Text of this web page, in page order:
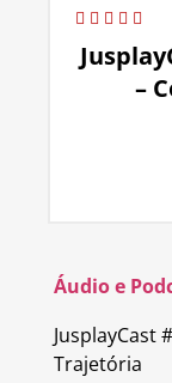
–
Áudio e
JusplayCast
Trajetória